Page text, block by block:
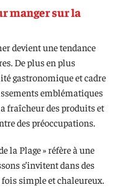
manger sur la
devient une tendance
De plus en plus
gastronomique et cadre
emblématiques
fraîcheur des produits et
des préoccupations.
la Plage » réfère à une
s’invitent dans des
fois simple et chaleureux.